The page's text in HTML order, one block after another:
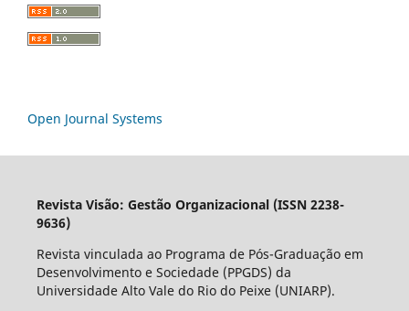
Open Journal Systems
Revista Visão: Gestão Organizacional (ISSN 2238-
9636)
Revista vinculada ao Programa de Pós-Graduação em
Desenvolvimento e Sociedade (PPGDS) da
Universidade Alto Vale do Rio do Peixe (UNIARP).